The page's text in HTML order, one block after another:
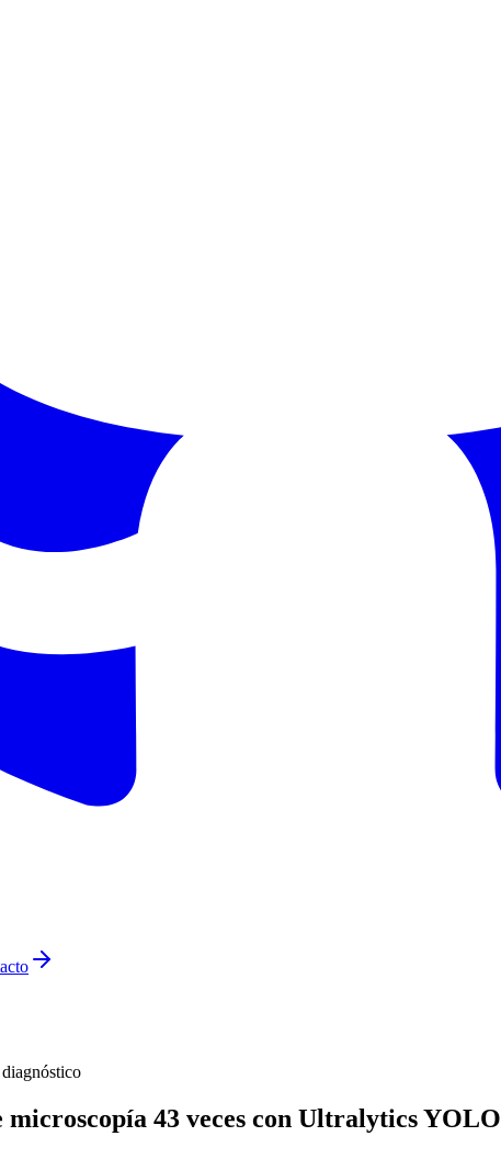
43 veces con Ultralytics YOLO